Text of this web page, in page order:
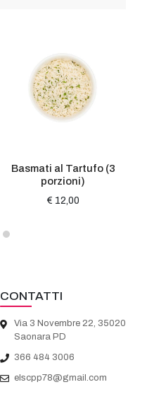
Basmati al Tartufo (3
porzioni)
€ 12,00
CONTATTI
Via 3 Novembre 22, 35020
Saonara PD
366 484 3006
elscpp78@gmail.com